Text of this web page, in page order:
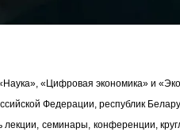
«Цифровая экономика» и
Федерации, республик
семинары, конференции,